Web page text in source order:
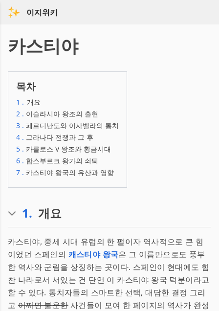
이지위키
카스티야
목차
1 . 개요
2 . 이슬라시아 왕조의 출현
3 . 페르디난도와 이사벨라의 통치
4 . 그라나다 전쟁과 그 후
5 . 카를로스 V 왕조와 황금시대
6 . 합스부르크 왕가의 쇠퇴
7 . 카스티야 왕국의 유산과 영향
1. 개요
카스티야, 중세 시대 유럽의 한 펄이자 역사적으로 큰 힘
이었던 스페인의 캐스티야 왕국은 그 이름만으로도 풍부
한 역사와 군림을 상징하는 곳이다. 스페인이 현대에도 힘
찬 나라로서 서있는 건 단연 이 카스티야 왕국 덕분이라고
할 수 있다. 통치자들의 스마트한 선택, 대담한 결정 그리
고어쩌면 불운한사건들이 모여 한 페이지의 역사가 완성